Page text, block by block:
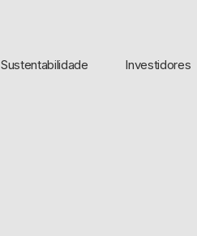
Sustentabilidade Investidores